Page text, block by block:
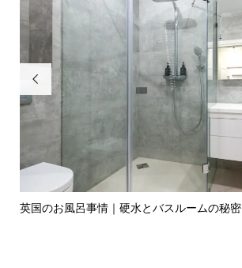

英国のお風呂事情｜硬水とバスルームの秘密